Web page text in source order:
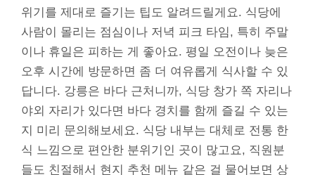
위기를 제대로 즐기는 팁도 알려드릴게요. 식당에
사람이 몰리는 점심이나 저녁 피크 타임, 특히 주말
이나 휴일은 피하는 게 좋아요. 평일 오전이나 늦은
오후 시간에 방문하면 좀 더 여유롭게 식사할 수 있
답니다. 강릉은 바다 근처니까, 식당 창가 쪽 자리나
야외 자리가 있다면 바다 경치를 함께 즐길 수 있는
지 미리 문의해보세요. 식당 내부는 대체로 전통 한
식 느낌으로 편안한 분위기인 곳이 많고요, 직원분
들도 친절해서 현지 추천 메뉴 같은 걸 물어보면 상